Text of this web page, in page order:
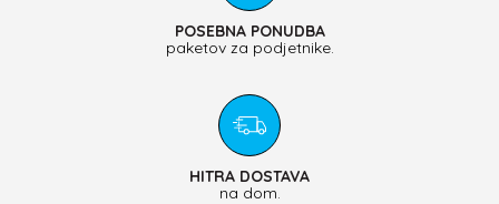
POSEBNA PONUDBA
paketov za podjetnike.
HITRA DOSTAVA
na dom.